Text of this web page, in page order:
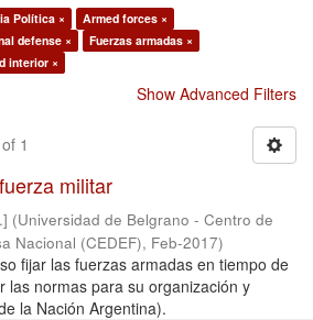
Política ×
Armed forces ×
defense ×
Fuerzas armadas ×
interior ×
Show Advanced Filters
1
militar
(Universidad de Belgrano - Centro de
Nacional (CEDEF), Feb-2017)
fijar las fuerzas armadas en tiempo de
las normas para su organización y
la Nación Argentina).